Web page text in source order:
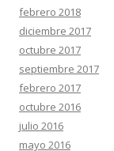
febrero 2018
diciembre 2017
octubre 2017
septiembre 2017
febrero 2017
octubre 2016
julio 2016
mayo 2016